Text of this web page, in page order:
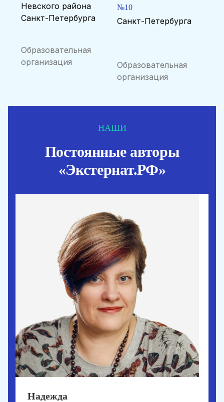
Невского района
Санкт-Петербурга
Образовательная
организация
№10
Санкт-Петербурга
Образовательная
организация
НАШИ
Постоянные авторы
«Экстернат.РФ»
Надежда